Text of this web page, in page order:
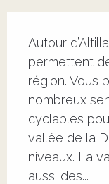
Autour
permettent
région. Vous
nombreux
cyclables
vallée de la
niveaux. La
aussi des...